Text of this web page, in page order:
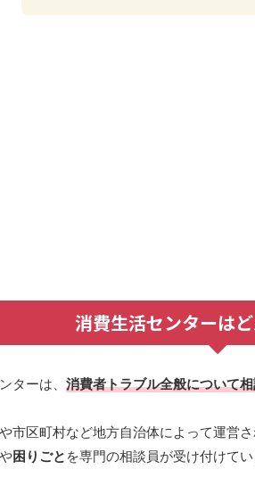
消費生活センターは
ターは、 消費者トラブル全般について
市区町村など地方自治体によって運営
や困りごと を専門の相談員が受け付けてい